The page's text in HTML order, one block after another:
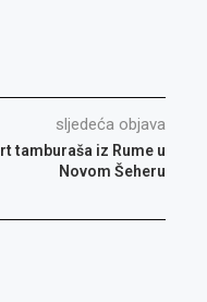
sljedeća objava
tamburaša iz Rume u
Novom Šeheru